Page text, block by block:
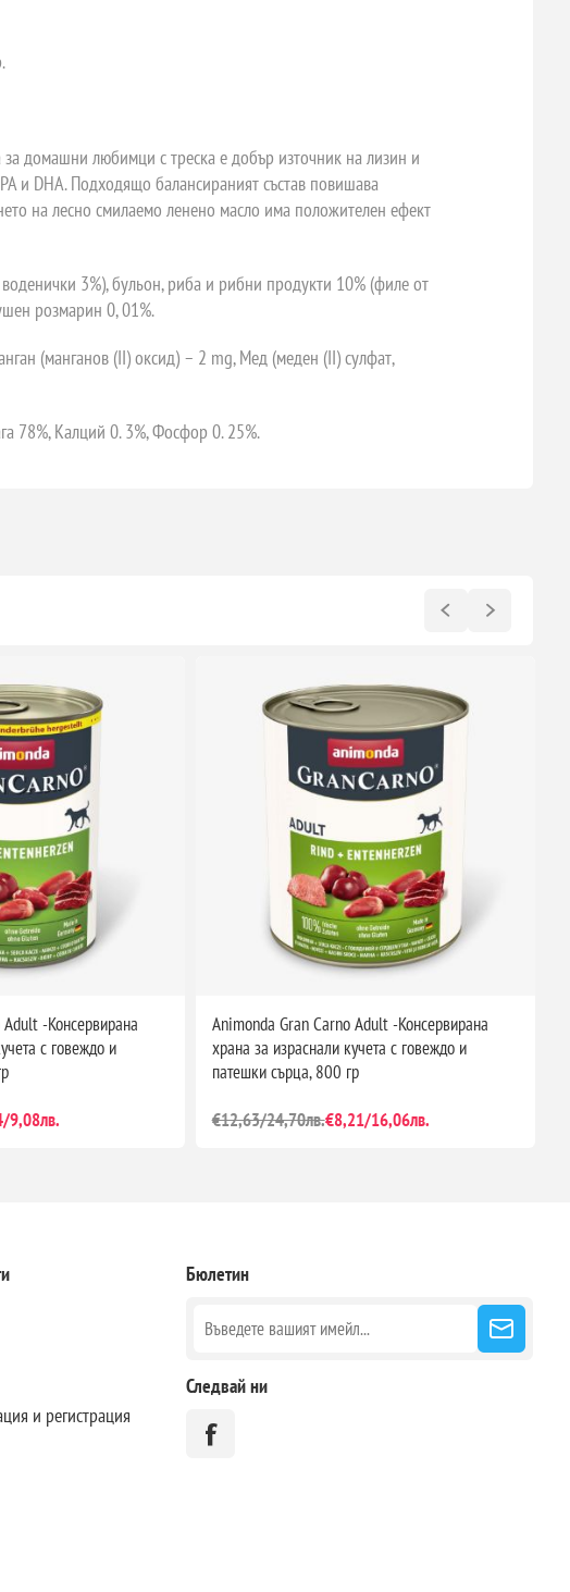
за домашни любимци с треска е добър източник на лизин и
и DHA. Подходящо балансираният състав повишава
на лесно смилаемо ленено масло има положителен ефект
3%), бульон, риба и рибни продукти 10% (филе от
розмарин 0, 01%.
(манганов (II) оксид) – 2 mg, Мед (меден (II) сулфат,
78%, Калций 0. 3%, Фосфор 0. 25%.
-Консервирана
с говеждо и
9,08лв.
Animonda Gran Carno Adult -Консервирана
храна за израснали кучета с говеждо и
патешки сърца, 800 гр
€12,63/24,70лв.€8,21/16,06лв.
и регистрация
Бюлетин
Следвай ни